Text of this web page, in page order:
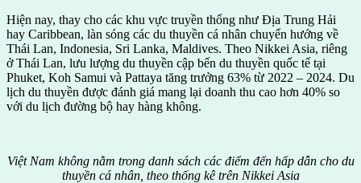
Hiện nay, thay cho các khu vực truyền thống như Địa Trung Hải
hay Caribbean, làn sóng các du thuyền cá nhân chuyển hướng về
Thái Lan, Indonesia, Sri Lanka, Maldives. Theo Nikkei Asia, riêng
ở Thái Lan, lưu lượng du thuyền cập bến du thuyền quốc tế tại
Phuket, Koh Samui và Pattaya tăng trưởng 63% từ 2022 – 2024. Du
lịch du thuyền được đánh giá mang lại doanh thu cao hơn 40% so
với du lịch đường bộ hay hàng không.
Việt Nam không nằm trong danh sách các điểm đến hấp dẫn cho du
thuyền cá nhân, theo thống kê trên Nikkei Asia